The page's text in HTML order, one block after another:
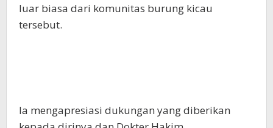
luar biasa dari komunitas burung kicau
tersebut.
Ia mengapresiasi dukungan yang diberikan